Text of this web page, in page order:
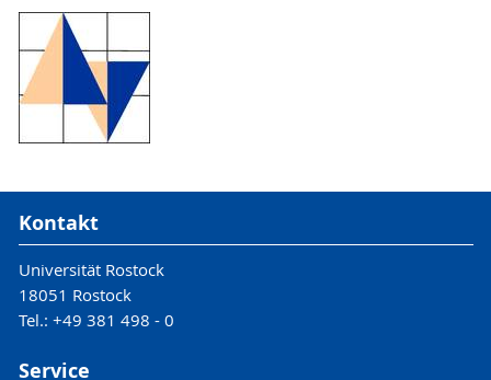
Kontakt
Universität Rostock
18051 Rostock
Tel.: +49 381 498 - 0
Service